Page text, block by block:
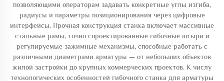
позволяющими операторам задавать конкретные углы изгиба,
радиусы и параметры позиционирования через цифровые
интерфейсы. Прочная конструкция станка включает массивные
стальные рамы, точно спроектированные гибочные штыри и
регулируемые зажимные механизмы, способные работать с
различными диаметрами арматуры — от небольших объектов
жилой застройки до крупных коммерческих проектов. К числу
технологических особенностей гибочного станка для арматуры